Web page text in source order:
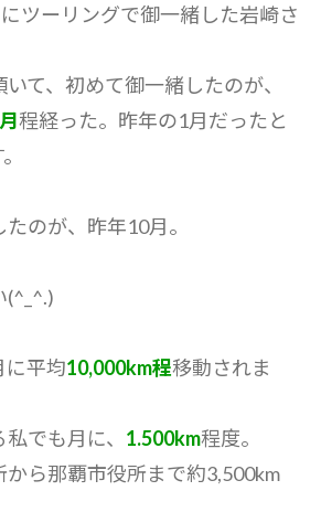
ツーリングで御一緒した岩崎さ
て、初めて御一緒したのが、
程経った。昨年の1月だったと
のが、昨年10月。
(^_^.)
に平均10,000km程移動されま
でも月に、 1.500km程度。
ら那覇市役所まで約3,500km